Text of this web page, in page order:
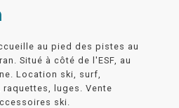
au pied des pistes au
Situé à côté de l'ESF, au
Location ski, surf,
luges. Vente
ski.